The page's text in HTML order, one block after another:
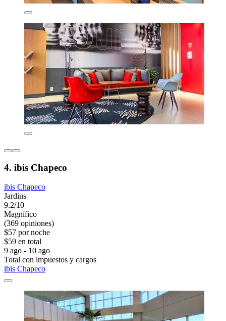
4. ibis Chapeco
ibis Chapeco
Jardins
9.2/10
Magnífico
(369 opiniones)
$57 por noche
$59 en total
9 ago - 10 ago
Total con impuestos y cargos
ibis Chapeco